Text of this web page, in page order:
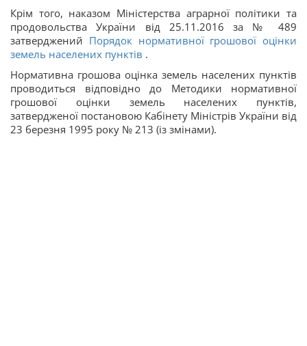
Крім того, наказом Міністерства аграрної політики та
продовольства України від 25.11.2016 за № 489
затверджений Порядок нормативної грошової оцінки
земель населених пунктів .
Нормативна грошова оцінка земель населених пунктів
проводиться відповідно до Методики нормативної
грошової оцінки земель населених пунктів,
затвердженої постановою Кабінету Міністрів України від
23 березня 1995 року № 213 (із змінами).